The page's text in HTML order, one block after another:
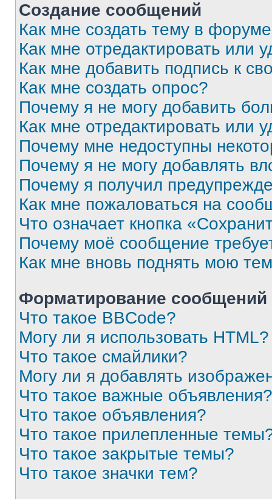
Создание сообщений
Как мне создать тему в
Как мне отредактировать или
Как мне добавить подпись к
Как мне создать опрос?
Почему я не могу добавить
Как мне отредактировать или
Почему мне недоступны
Почему я не могу добавлять
Почему я получил
Как мне пожаловаться на
Что означает кнопка
Почему моё сообщение
Как мне вновь поднять мою
Форматирование
Что такое BBCode?
Могу ли я использовать HTML?
Что такое смайлики?
Могу ли я добавлять
Что такое важные объявления?
Что такое объявления?
Что такое прилепленные
Что такое закрытые темы?
Что такое значки тем?